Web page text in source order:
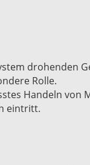
drohenden
Rolle.
Handeln
eintritt.